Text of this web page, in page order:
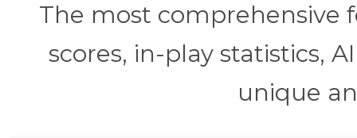
The most
scores, in-play statistics,
unique